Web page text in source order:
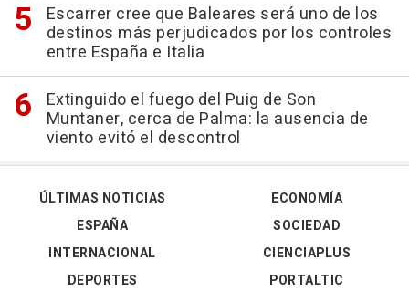
Escarrer cree que Baleares será uno de los
destinos más perjudicados por los controles
entre España e Italia
Extinguido el fuego del Puig de Son
Muntaner, cerca de Palma: la ausencia de
viento evitó el descontrol
ÚLTIMAS NOTICIAS
ESPAÑA
INTERNACIONAL
DEPORTES
ECONOMÍA
SOCIEDAD
CIENCIAPLUS
PORTALTIC